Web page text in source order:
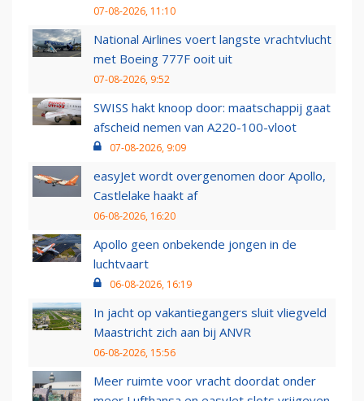
07-08-2026, 11:10
National Airlines voert langste vrachtvlucht
met Boeing 777F ooit uit
07-08-2026, 9:52
SWISS hakt knoop door: maatschappij gaat
afscheid nemen van A220-100-vloot
07-08-2026, 9:09
easyJet wordt overgenomen door Apollo,
Castlelake haakt af
06-08-2026, 16:20
Apollo geen onbekende jongen in de
luchtvaart
06-08-2026, 16:19
In jacht op vakantiegangers sluit vliegveld
Maastricht zich aan bij ANVR
06-08-2026, 15:56
Meer ruimte voor vracht doordat onder